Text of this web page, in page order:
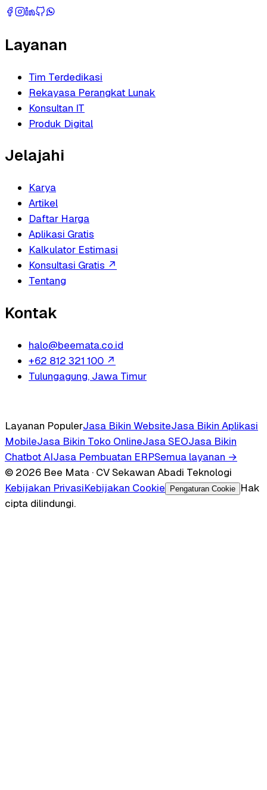
Layanan
Tim Terdedikasi
Rekayasa Perangkat Lunak
Konsultan IT
Produk Digital
Jelajahi
Karya
Artikel
Daftar Harga
Aplikasi Gratis
Kalkulator Estimasi
Konsultasi Gratis ↗
Tentang
Kontak
halo@beemata.co.id
+62 812 321 100 ↗
Tulungagung, Jawa Timur
Layanan PopulerJasa Bikin WebsiteJasa Bikin Aplikasi
MobileJasa Bikin Toko OnlineJasa SEOJasa Bikin
Chatbot AIJasa Pembuatan ERPSemua layanan →
© 2026 Bee Mata · CV Sekawan Abadi Teknologi
Kebijakan PrivasiKebijakan Cookie Pengaturan Cookie
Hak
cipta dilindungi.